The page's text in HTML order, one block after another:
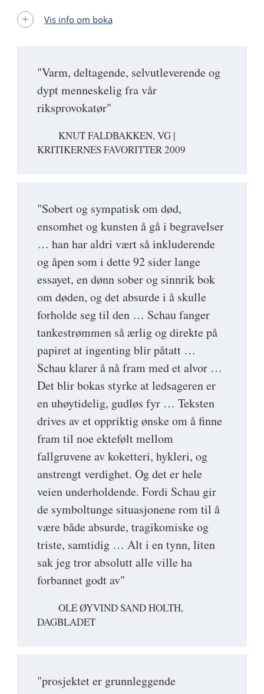
"Varm, deltagende, selvutleverende og
dypt menneskelig fra vår
riksprovokatør"
KNUT FALDBAKKEN, VG |
KRITIKERNES FAVORITTER 2009
"Sobert og sympatisk om død,
ensomhet og kunsten å gå i begravelser
… han har aldri vært så inkluderende
og åpen som i dette 92 sider lange
essayet, en dønn sober og sinnrik bok
om døden, og det absurde i å skulle
forholde seg til den … Schau fanger
tankestrømmen så ærlig og direkte på
papiret at ingenting blir påtatt …
Schau klarer å nå fram med et alvor …
Det blir bokas styrke at ledsageren er
en uhøytidelig, gudløs fyr … Teksten
drives av et oppriktig ønske om å finne
fram til noe ektefølt mellom
fallgruvene av koketteri, hykleri, og
anstrengt verdighet. Og det er hele
veien underholdende. Fordi Schau gir
de symboltunge situasjonene rom til å
være både absurde, tragikomiske og
triste, samtidig … Alt i en tynn, liten
sak jeg tror absolutt alle ville ha
forbannet godt av"
OLE ØYVIND SAND HOLTH,
DAGBLADET
"prosjektet er grunnleggende
Vis info om boka